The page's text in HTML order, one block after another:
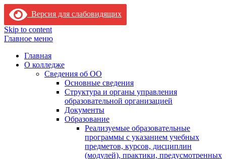
Версия для слабовидящих
Skip to content
Главное меню
Главная
О колледже
Сведения об ОО
Основные сведения
Структура и органы управления
образовательной организацией
Документы
Образование
Реализуемые образовательные
программы с указанием учебных
предметов, курсов, дисциплин
(модулей), практики, предусмотренных